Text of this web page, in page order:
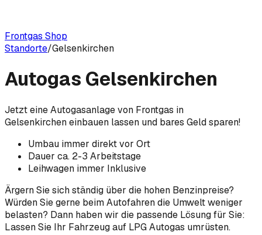
Frontgas Shop
Standorte/Gelsenkirchen
Autogas Gelsenkirchen
Jetzt eine Autogasanlage von Frontgas in
Gelsenkirchen einbauen lassen und bares Geld sparen!
Umbau immer direkt vor Ort
Dauer ca. 2-3 Arbeitstage
Leihwagen immer Inklusive
Ärgern Sie sich ständig über die hohen Benzinpreise?
Würden Sie gerne beim Autofahren die Umwelt weniger
belasten? Dann haben wir die passende Lösung für Sie:
Lassen Sie Ihr Fahrzeug auf LPG Autogas umrüsten.